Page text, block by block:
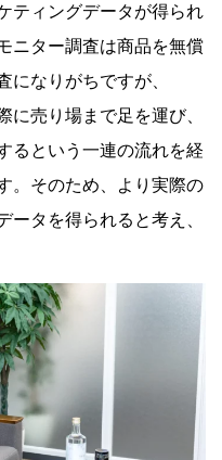
ティングデータが得られ
ニター調査は商品を無償
になりがちですが、
に売り場まで足を運び、
るという一連の流れを経
。そのため、より実際の
ータを得られると考え、